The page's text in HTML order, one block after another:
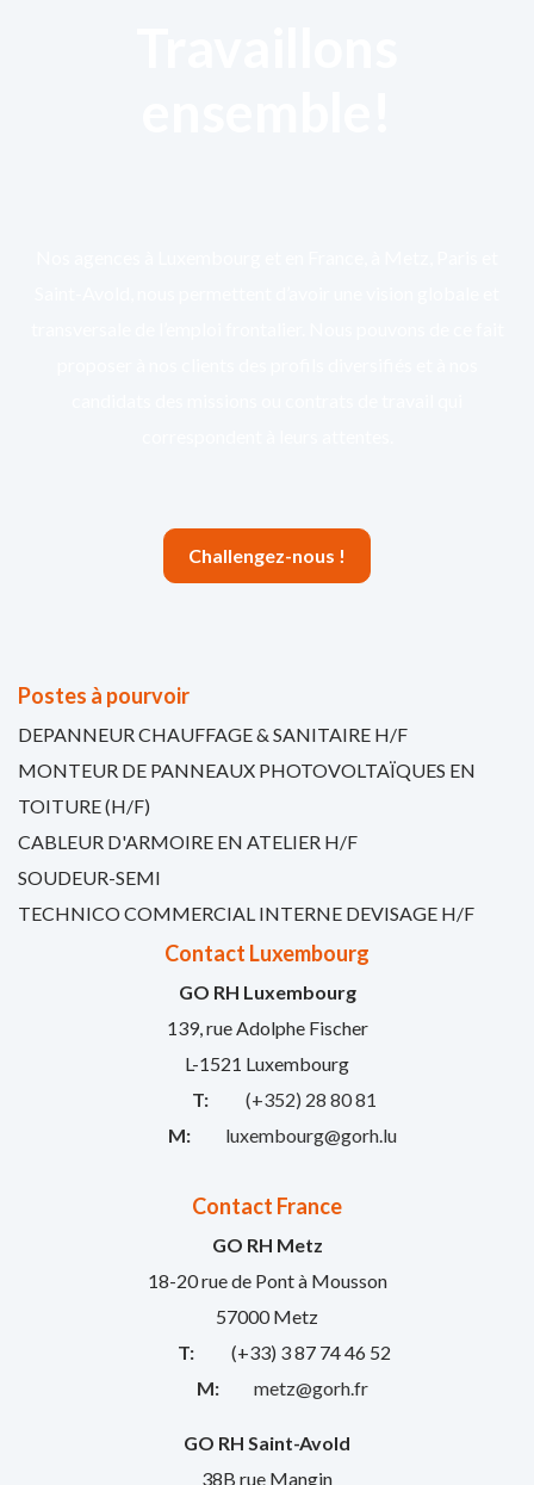
Challengez-nous !
Postes à pourvoir
DEPANNEUR CHAUFFAGE & SANITAIRE H/F
MONTEUR DE PANNEAUX PHOTOVOLTAÏQUES EN
TOITURE (H/F)
CABLEUR D'ARMOIRE EN ATELIER H/F
SOUDEUR-SEMI
TECHNICO COMMERCIAL INTERNE DEVISAGE H/F
Contact Luxembourg
GO RH Luxembourg
139, rue Adolphe Fischer
L-1521 Luxembourg
T:
(+352) 28 80 81
M:
luxembourg@gorh.lu
Contact France
GO RH Metz
18-20 rue de Pont à Mousson
57000 Metz
T:
(+33) 3 87 74 46 52
M:
metz@gorh.fr
GO RH Saint-Avold
38B rue Mangin